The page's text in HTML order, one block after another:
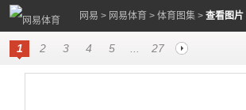
网易 > 网易体育 > 体育图集 > 查看图片
1 2 3 4 5 27